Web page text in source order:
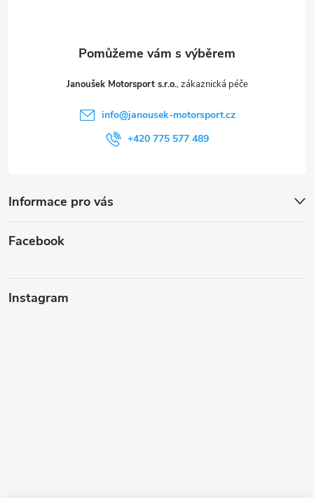
Janoušek Motorsport s.r.o.
info@janousek-motorsport.cz
+420 775 577 489
Informace pro vás
Facebook
Instagram